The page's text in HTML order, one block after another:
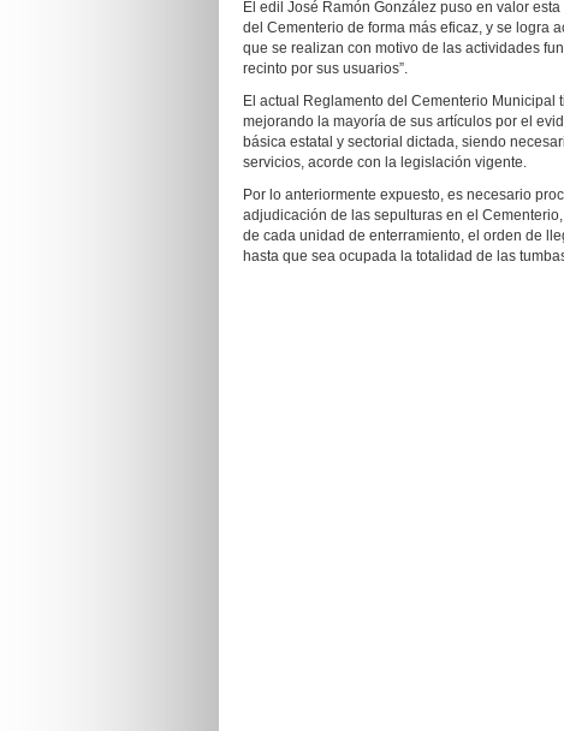
El edil José Ramón González puso en valor
del Cementerio de forma más eficaz, y se logra
que se realizan con motivo de las actividades
recinto por sus usuarios”.
El actual Reglamento del Cementerio
mejorando la mayoría de sus artículos por el
básica estatal y sectorial dictada, siendo
servicios, acorde con la legislación vigente.
Por lo anteriormente expuesto, es necesario
adjudicación de las sepulturas en el
de cada unidad de enterramiento, el orden de
hasta que sea ocupada la totalidad de las